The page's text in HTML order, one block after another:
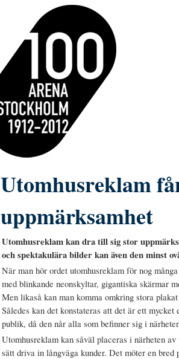
Utomhusreklam
uppmärksamhet
Utomhusreklam kan dra till sig stor
och spektakulära bilder kan även den minst
När man hör ordet utomhusreklam för nog
med blinkande neonskyltar, gigantiska skärmar
Men likaså kan man komma omkring stora
Således kan det konstateras att det är ett
publik, då den når alla som befinner sig i
Utomhusreklam kan såväl placeras i närheten
sätt driva in långväga kunder. Det möter en bred